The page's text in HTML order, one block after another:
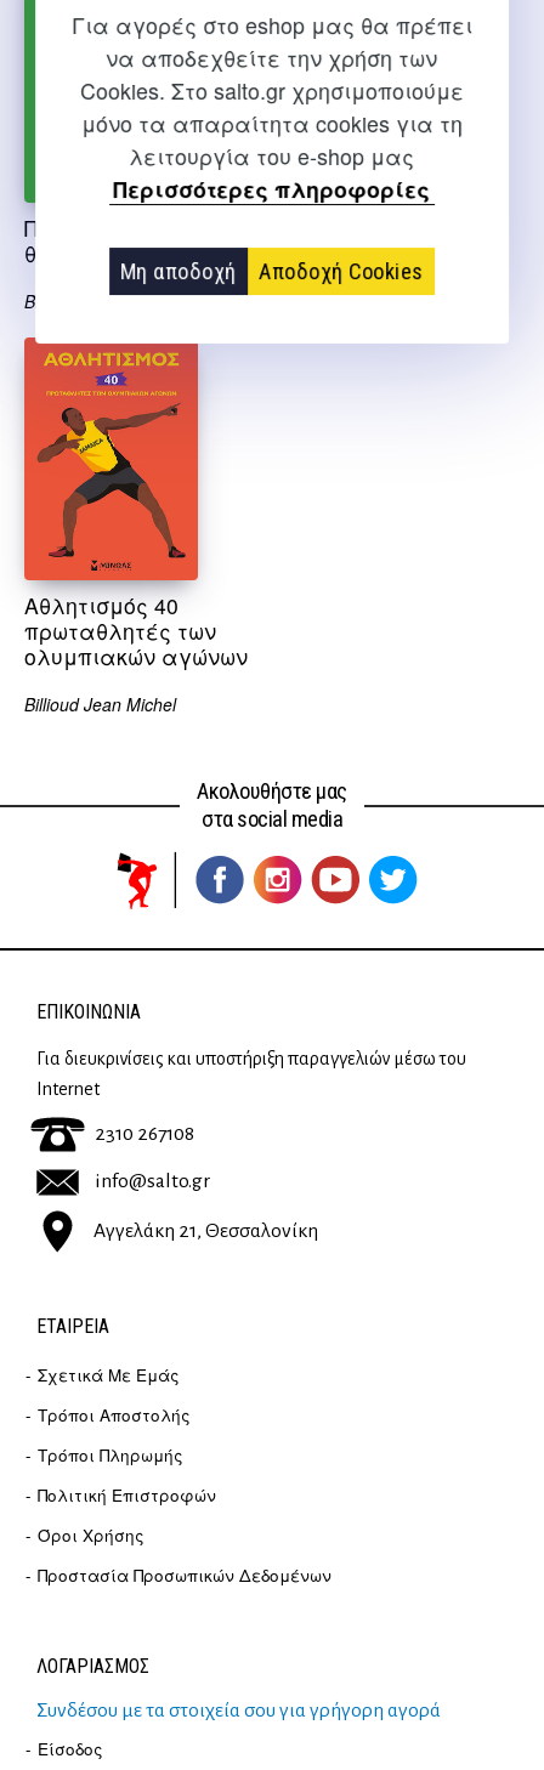
Για αγορές στο eshop μας θα πρέπει
να αποδεχθείτε την χρήση των
Cookies. Στο salto.gr χρησιμοποιούμε
μόνο τα απαραίτητα cookies για τη
λειτουργία του e-shop μας
Περισσότερες πληροφορίες
Μη αποδοχή Αποδοχή Cookies
Ποδόσφαιρο, 40
θρυλικοί παίκτες
Billioud Jean Michel
του θεού
Maradona D.
Αθλητισμός 40
πρωταθλητές των
ολυμπιακών αγώνων
Billioud Jean Michel
Ακολουθήστε μας
στα social media
ΕΠΙΚΟΙΝΩΝΊΑ
Για διευκρινίσεις και υποστήριξη παραγγελιών μέσω του
Internet
2310 267108
info@salto.gr
Αγγελάκη 21, Θεσσαλονίκη
ΕΤΑΙΡΕΊΑ
Σχετικά Με Εμάς
Τρόποι Αποστολής
Τρόποι Πληρωμής
Πολιτική Επιστροφών
Όροι Χρήσης
Προστασία Προσωπικών Δεδομένων
ΛΟΓΑΡΙΑΣΜΟΣ
Συνδέσου με τα στοιχεία σου για γρήγορη αγορά
Είσοδος